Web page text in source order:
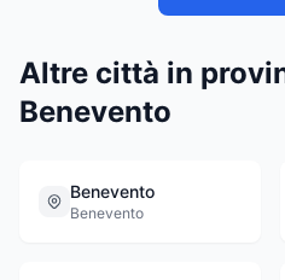
Altre città in
Benevento
Benevento
Benevento